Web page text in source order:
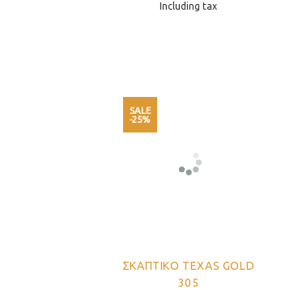
Including tax
SALE
-25%
ΣΚΑΠΤΙΚΟ TEXAS GOLD
305